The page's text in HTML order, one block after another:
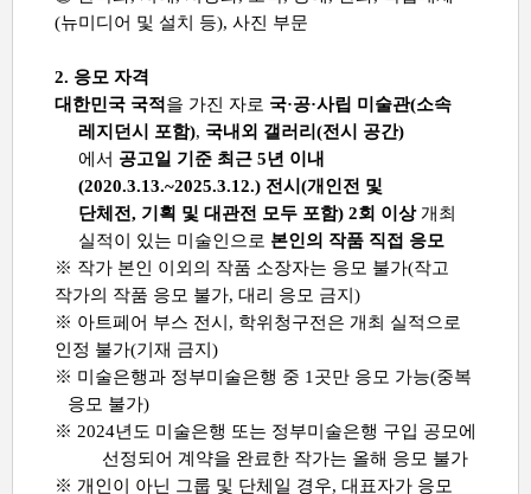
(뉴미디어 및 설치 등), 사진 부문
2. 응모 자격
대한민국 국적을 가진 자로 국·공·사립 미술관(소속
레지던시 포함), 국내외 갤러리 (전시 공간)
에서 공고일 기준 최근 5년 이내
(2020.3.13.~2025.3.12.) 전시 (개인전 및
단체전, 기획 및 대관전 모두 포함) 2회 이상 개최
실적이 있는 미술인으로 본인의 작품 직접 응모
※ 작가 본인 이외의 작품 소장자는 응모 불가(작고
작가의 작품 응모 불가, 대리 응모 금지 )
※ 아트페어 부스 전시 , 학위청구전은 개최 실적으로
인정 불가(기재 금지 )
※ 미술은행과 정부미술은행 중 1 곳만 응모 가능(중복
응모 불가)
※ 2024년도 미술은행 또는 정부미술은행 구입 공모에
선정되어 계약을 완료한 작가는 올해 응모 불가
※ 개인이 아닌 그룹 및 단체일 경우, 대표자가 응모